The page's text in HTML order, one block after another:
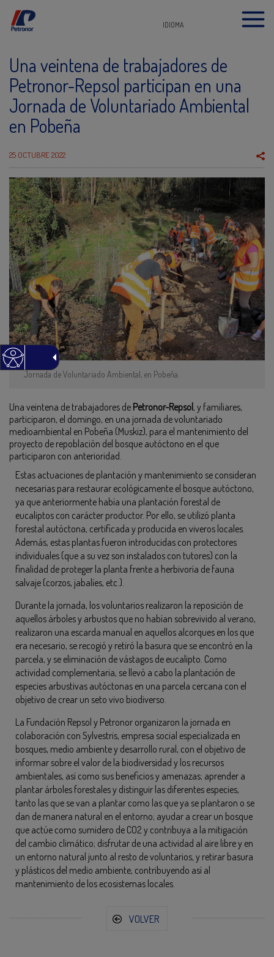
IDIOMA
Una veintena de trabajadores de
Petronor-Repsol participan en una
Jornada de Voluntariado Ambiental
en Pobeña
25 OCTUBRE 2022
Jornada de Voluntariado Ambiental, en Pobeña.
Una veintena de trabajadores de Petronor-Repsol , y familiares,
participaron, el domingo, en una jornada de voluntariado
medioambiental en Pobeña (Muskiz), para el mantenimiento del
proyecto de repoblación del bosque autóctono en el que
participaron con anterioridad.
Estas actuaciones de plantación y mantenimiento se consideran
necesarias para restaurar ecológicamente el bosque autóctono,
ya que anteriormente había una plantación forestal de
eucaliptos con carácter productor. Por ello, se utilizó planta
forestal autóctona, certificada y producida en viveros locales.
Además, estas plantas fueron introducidas con protectores
individuales (que a su vez son instalados con tutores) con la
finalidad de proteger la planta frente a herbivoría de fauna
salvaje (corzos, jabalíes, etc.).
Durante la jornada, los voluntarios realizaron la reposición de
aquellos árboles y arbustos que no habían sobrevivido al verano,
realizaron una escarda manual en aquellos alcorques en los que
era necesario, se recogió y retiró la basura que se encontró en la
parcela, y se eliminación de vástagos de eucalipto. Como
actividad complementaria, se llevó a cabo la plantación de
especies arbustivas autóctonas en una parcela cercana con el
objetivo de crear un seto vivo biodiverso.
La Fundación Repsol y Petronor organizaron la jornada en
colaboración con Sylvestris, empresa social especializada en
bosques, medio ambiente y desarrollo rural, con el objetivo de
informar sobre el valor de la biodiversidad y los recursos
ambientales, así como sus beneficios y amenazas; aprender a
plantar árboles forestales y distinguir las diferentes especies,
tanto las que se van a plantar como las que ya se plantaron o se
dan de manera natural en el entorno; ayudar a crear un bosque
que actúe como sumidero de CO2 y contribuya a la mitigación
del cambio climático; disfrutar de una actividad al aire libre y en
un entorno natural junto al resto de voluntarios, y retirar basura
y plásticos del medio ambiente, contribuyendo así al
mantenimiento de los ecosistemas locales.
VOLVER